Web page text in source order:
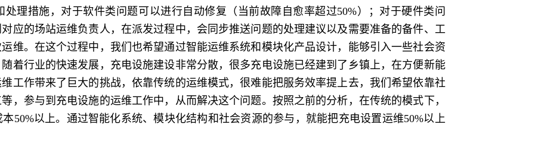
理措施，对于软件类问题可以进行自动修复（当前故障自愈率超过50%）；对于硬件类问
应的场站运维负责人，在派发过程中，会同步推送问题的处理建议以及需要准备的备件、工
维。在这个过程中，我们也希望通过智能运维系统和模块化产品设计，能够引入一些社会资
着行业的快速发展，充电设施建设非常分散，很多充电设施已经建到了乡镇上，在方便新能
工作带来了巨大的挑战，依靠传统的运维模式，很难能把服务效率提上去，我们希望依靠社
，参与到充电设施的运维工作中，从而解决这个问题。按照之前的分析，在传统的模式下，
50%以上。通过智能化系统、模块化结构和社会资源的参与，就能把充电设置运维50%以上